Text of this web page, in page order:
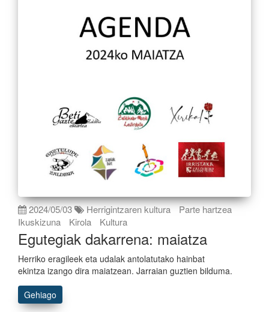
2024/05/03 Herrigintzaren kultura
Parte hartzea
Ikuskizuna
Kirola Kultura
Egutegiak dakarrena: maiatza
Herriko eragileek eta udalak antolatutako hainbat
ekintza izango dira maiatzean. Jarraian guztien bilduma.
Gehiago